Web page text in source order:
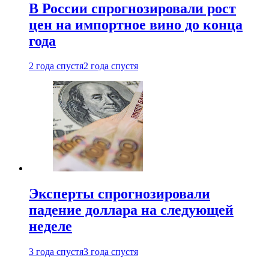
В России спрогнозировали рост
цен на импортное вино до конца
года
2 года спустя2 года спустя
Эксперты спрогнозировали
падение доллара на следующей
неделе
3 года спустя3 года спустя